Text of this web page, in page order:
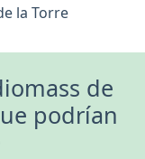
la Torre
de
podrían